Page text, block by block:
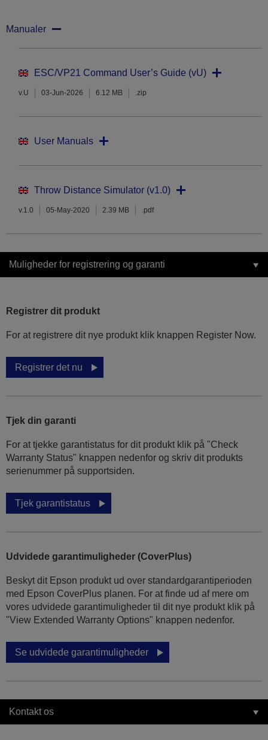
Manualer
ESC/VP21 Command User’s Guide (vU)
v.U 03-Jun-2026 6.12 MB .zip
User Manuals
Throw Distance Simulator (v1.0)
v.1.0 05-May-2020 2.39 MB .pdf
Muligheder for registrering og garanti
Registrer dit produkt
For at registrere dit nye produkt klik knappen Register Now.
Registrer det nu
Tjek din garanti
For at tjekke garantistatus for dit produkt klik på "Check
Warranty Status" knappen nedenfor og skriv dit produkts
serienummer på supportsiden.
Tjek garantistatus
Udvidede garantimuligheder (CoverPlus)
Beskyt dit Epson produkt ud over standardgarantiperioden
med Epson CoverPlus planen. For at finde ud af mere om
vores udvidede garantimuligheder til dit nye produkt klik på
"View Extended Warranty Options" knappen nedenfor.
Se udvidede garantimuligheder
Kontakt os